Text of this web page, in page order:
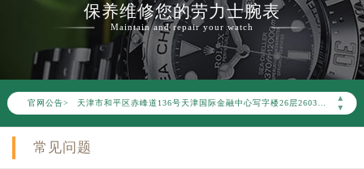
保养维修您的劳力士腕表
Maintain and repair your watch
官网公告>
▲
▼
2026年6月劳力士天津市售后服务网络优化升级公告
2026年6月天津市劳力士官方售后客户服务热线：400-805-0023
2026年6月劳力士售后服务中心最新网点地址：
天津市和平区赤峰道136号天津国际金融中心26层2603室劳力士售后服务中心（需提前预约）
节假日正常营业！
常见问题